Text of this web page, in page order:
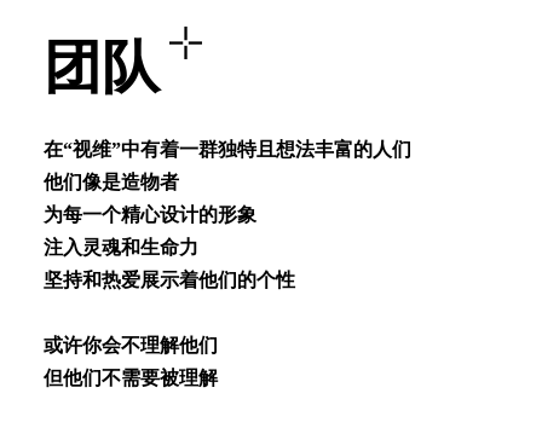
团队
在“视维”中有着⼀群独特且想法丰富的⼈们
他们像是造物者
为每⼀个精⼼设计的形象
注⼊灵魂和⽣命⼒
坚持和热爱展⽰着他们的个性
或许你会不理解他们
但他们不需要被理解